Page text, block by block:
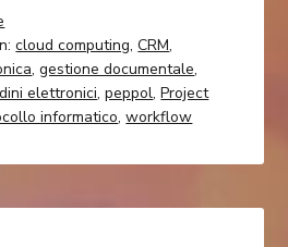
cloud computing,CRM,
,gestione documentale,
elettronici,peppol,Project
informatico,workflow